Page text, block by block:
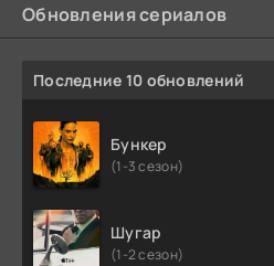
Обновления сериалов
Последние 10 обновлений
Бункер
(1-3 сезон)
Шугар
(1-2 сезон)